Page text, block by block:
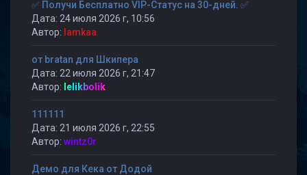
✅ Получи Бесплатно VIP-Статус на 30-дней. ✅
Дата: 24 июля 2026 г, 10:56
Автор: lamkaa
от bratan для Шкипера
Дата: 22 июля 2026 г, 21:47
Автор: lelikbolik
111111
Дата: 21 июля 2026 г, 22:55
Автор: wintz0r
Демо для Кека от Додой